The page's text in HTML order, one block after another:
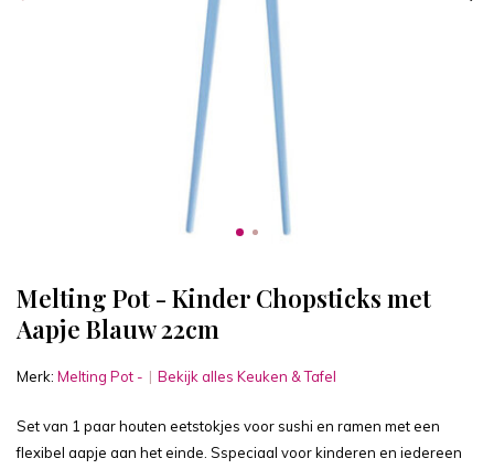
Melting Pot - Kinder Chopsticks met
Aapje Blauw 22cm
Merk: Melting Pot - Bekijk alles Keuken & Tafel
Set van 1 paar houten eetstokjes voor sushi en ramen met een
flexibel aapje aan het einde. Sspeciaal voor kinderen en iedereen